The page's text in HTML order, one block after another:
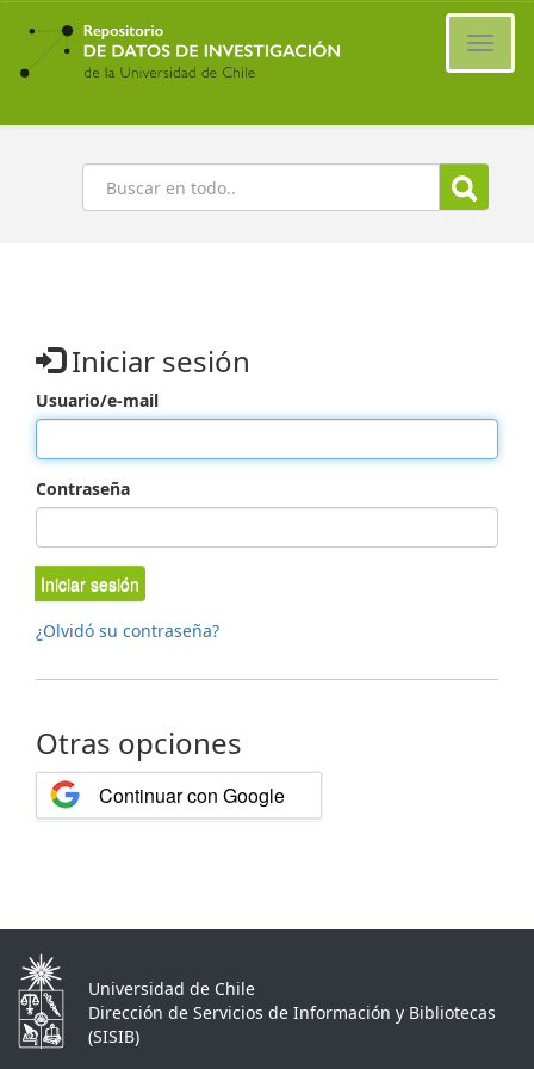
Ir
contenido
principal
Buscar
Iniciar sesión
Usuario/e-mail
Contraseña
Iniciar sesión
¿Olvidó su contraseña?
Otras opciones
Continuar con Google
Universidad de Chile
Dirección de Servicios de Información y Bibliotecas
(SISIB)